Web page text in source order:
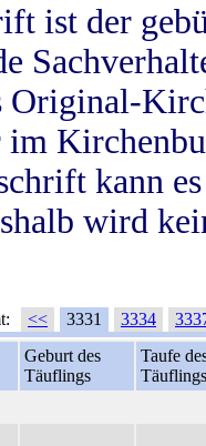
ist der
Original-
kann
wird
<< 3331 3334
Geburt des
Täuflings
Taufe
Täuflings